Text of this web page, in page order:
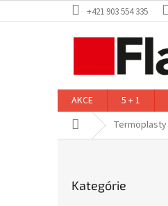
na
+421 903 554 335
AKCE 5 + 1
Domov Termoplasty
kategórie
Kategórie